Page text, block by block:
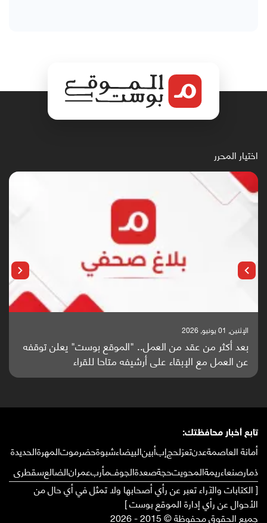
اختيار المحرر
الإثنين, 25 مايو, 2026
باحثون من اليمن يدخلون سباق أبحاث ألزهايمر بدراسة
واعدة منشورة عالميا (ترجمة)
تابع أخبار محافظتك:
أمانة العاصمةعدنتعزلحجإبأبينالبيضاءشبوةحضرموتالمهرةالحديدة
ذمارصنعاءريمةالمحويتحجةصعدةالجوفمأربعمرانالضالعسقطرى
[ الكتابات والآراء تعبر عن رأي أصحابها ولا تمثل في أي حال من
الأحوال عن رأي إدارة الموقع بوست ]
جميع الحقوق محفوظة © 2015 - 2026